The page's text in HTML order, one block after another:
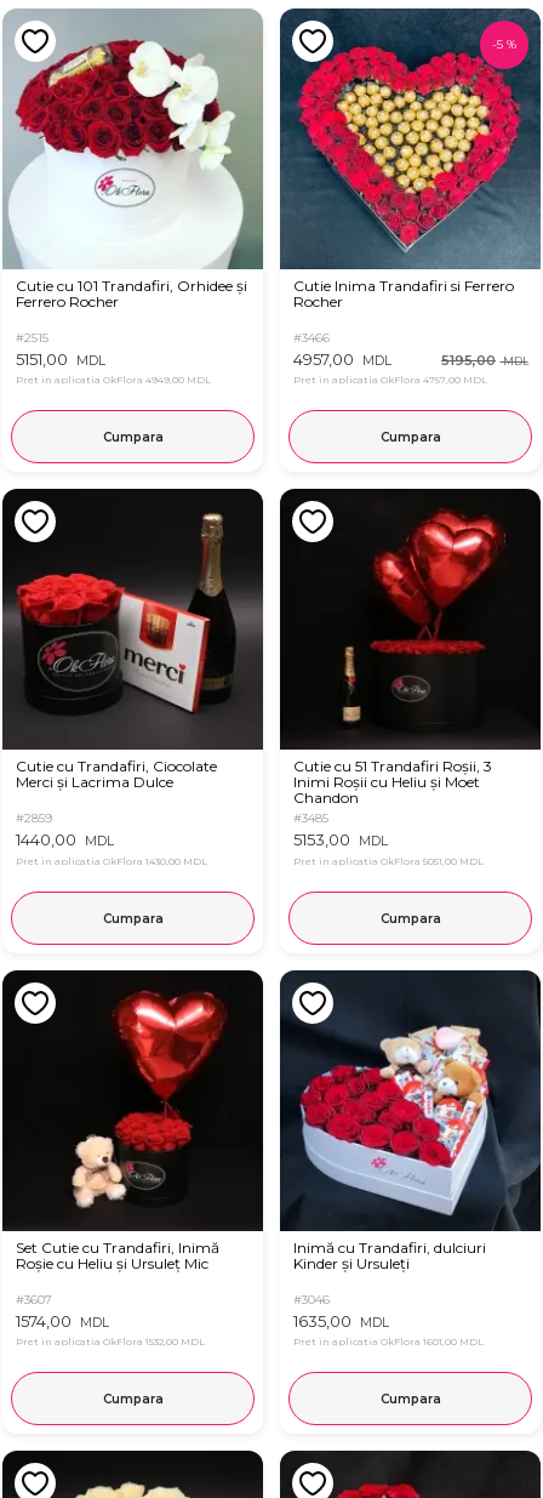
Cutie cu 101 Trandafiri, Orhidee și
Ferrero Rocher
#2515
5151,00 MDL
Pret in aplicatia OkFlora 4949,00 MDL
Cumpara
-5 %
Cutie Inima Trandafiri si Ferrero
Rocher
#3466
4957,00 MDL 5195,00 MDL
Pret in aplicatia OkFlora 4757,00 MDL
Cumpara
Cutie cu Trandafiri, Ciocolate
Merci și Lacrima Dulce
#2859
1440,00 MDL
Pret in aplicatia OkFlora 1430,00 MDL
Cumpara
Cutie cu 51 Trandafiri Roșii, 3
Inimi Roșii cu Heliu și Moet
Chandon
#3485
5153,00 MDL
Pret in aplicatia OkFlora 5051,00 MDL
Cumpara
Set Cutie cu Trandafiri, Inimă
Roșie cu Heliu și Ursuleț Mic
#3607
1574,00 MDL
Pret in aplicatia OkFlora 1532,00 MDL
Cumpara
Inimă cu Trandafiri, dulciuri
Kinder și Ursuleți
#3046
1635,00 MDL
Pret in aplicatia OkFlora 1601,00 MDL
Cumpara